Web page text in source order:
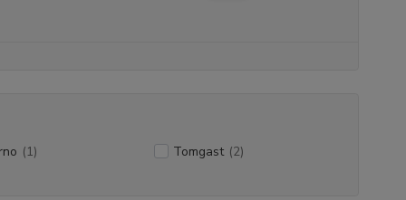
(1) Tomgast (2)